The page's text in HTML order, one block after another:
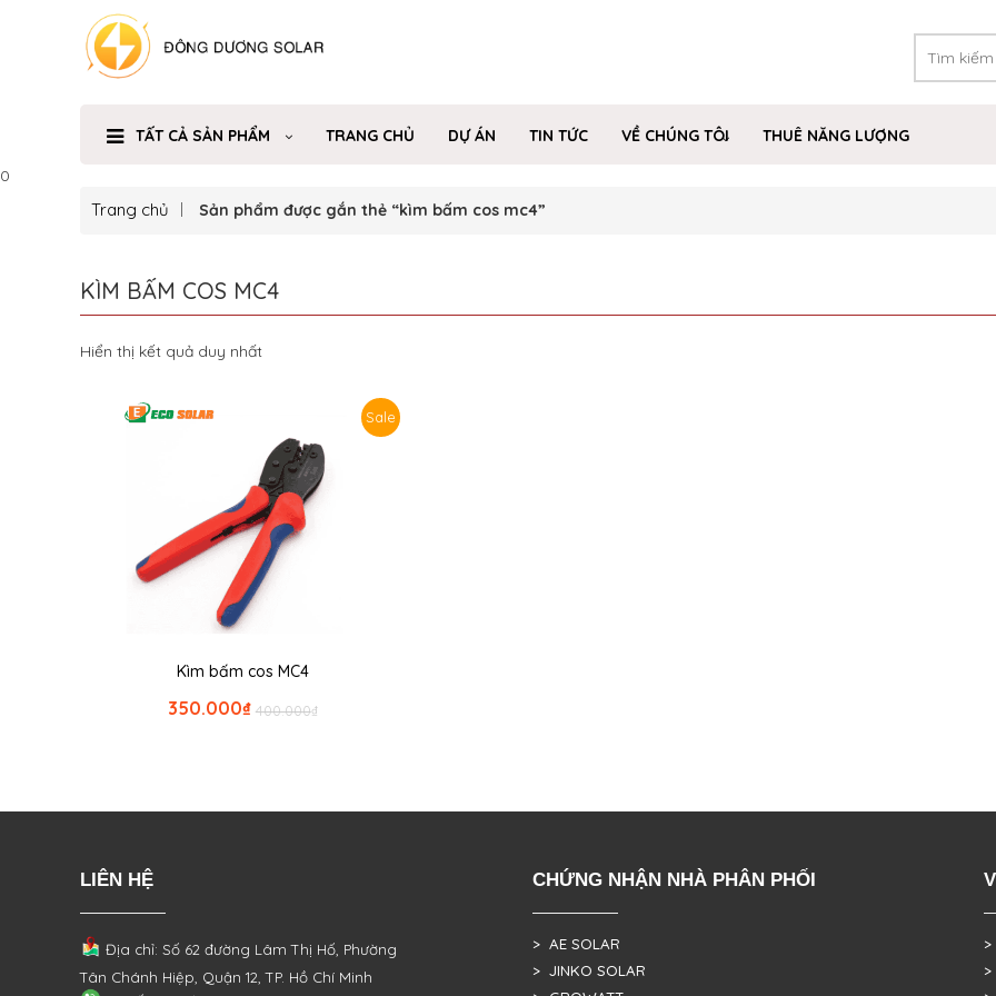
TẤT CẢ SẢN PHẨM TRANG CHỦ DỰ ÁN TIN TỨC VỀ CHÚNG TÔI
THUÊ NĂNG LƯỢNG
0
Trang chủ Sản phẩm được gắn thẻ “kìm bấm cos mc4”
KÌM BẤM COS MC4
Hiển thị kết quả duy nhất
Sale
Kìm bấm cos MC4
₫
400.000
₫
350.000
LIÊN HỆ
Địa chỉ: Số 62 đường Lâm Thị Hố, Phường
Tân Chánh Hiệp, Quận 12, TP. Hồ Chí Minh
CHỨNG NHẬN NHÀ PHÂN PHỐI
> AE SOLAR
> JINKO SOLAR
>